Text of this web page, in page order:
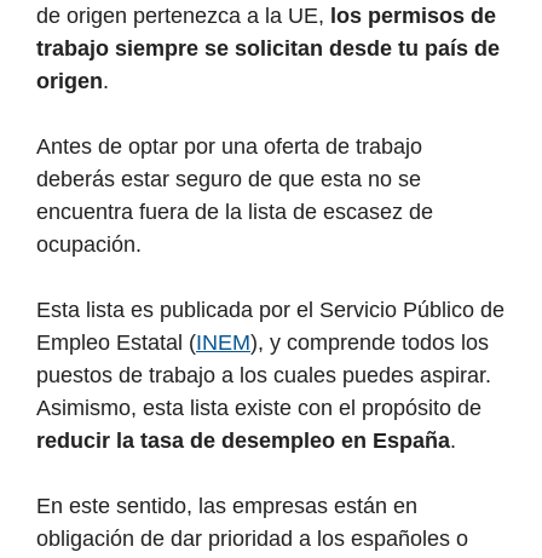
de origen pertenezca a la UE, los permisos de
trabajo siempre se solicitan desde tu país de
origen.
Antes de optar por una oferta de trabajo
deberás estar seguro de que esta no se
encuentra fuera de la lista de escasez de
ocupación.
Esta lista es publicada por el Servicio Público de
Empleo Estatal (INEM), y comprende todos los
puestos de trabajo a los cuales puedes aspirar.
Asimismo, esta lista existe con el propósito de
reducir la tasa de desempleo en España.
En este sentido, las empresas están en
obligación de dar prioridad a los españoles o